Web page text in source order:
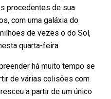
procedentes de sua
com uma galáxia do
de vezes o do Sol,
quarta-feira.
há muito tempo se
de várias colisões com
a partir de um único